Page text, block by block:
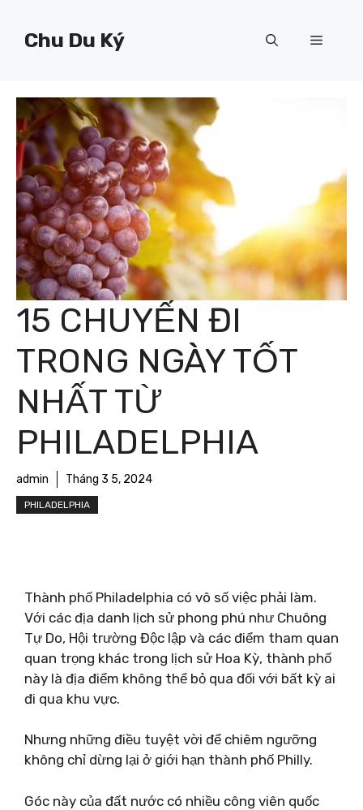
Chu Du Ký Menu
15 CHUYẾN ĐI
TRONG NGÀY TỐT
NHẤT TỪ ​​
PHILADELPHIA
admin Tháng 3 5, 2024
PHILADELPHIA
Thành phố Philadelphia có vô số việc phải làm.
Với các địa danh lịch sử phong phú như Chuông
Tự Do, Hội trường Độc lập và các điểm tham quan
quan trọng khác trong lịch sử Hoa Kỳ, thành phố
này là địa điểm không thể bỏ qua đối với bất kỳ ai
đi qua khu vực.
Nhưng những điều tuyệt vời để chiêm ngưỡng
không chỉ dừng lại ở giới hạn thành phố Philly.
Góc này của đất nước có nhiều công viên quốc